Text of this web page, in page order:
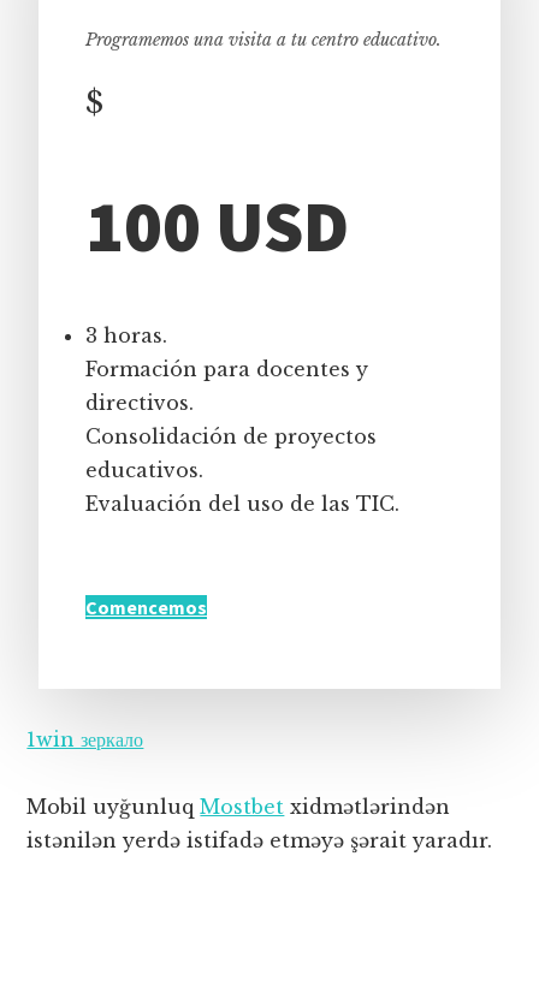
Programemos una visita a tu centro educativo.
$
100 USD
3 horas.
Formación para docentes y
directivos.
Consolidación de proyectos
educativos.
Evaluación del uso de las TIC.
Comencemos
1win зеркало
Mobil uyğunluqMostbet xidmətlərindən
istənilən yerdə istifadə etməyə şərait yaradır.